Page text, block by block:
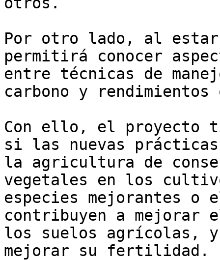
Por otro lado, al estar
permitirá conocer
entre técnicas de
carbono y
Con ello, el proyecto
si las nuevas prácticas
la agricultura de
vegetales en los
especies mejorantes o
contribuyen a mejorar
los suelos agrícolas,
mejorar su fertilidad.